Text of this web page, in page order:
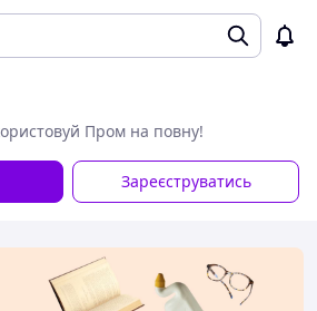
Пром на повну!
Зареєструватись